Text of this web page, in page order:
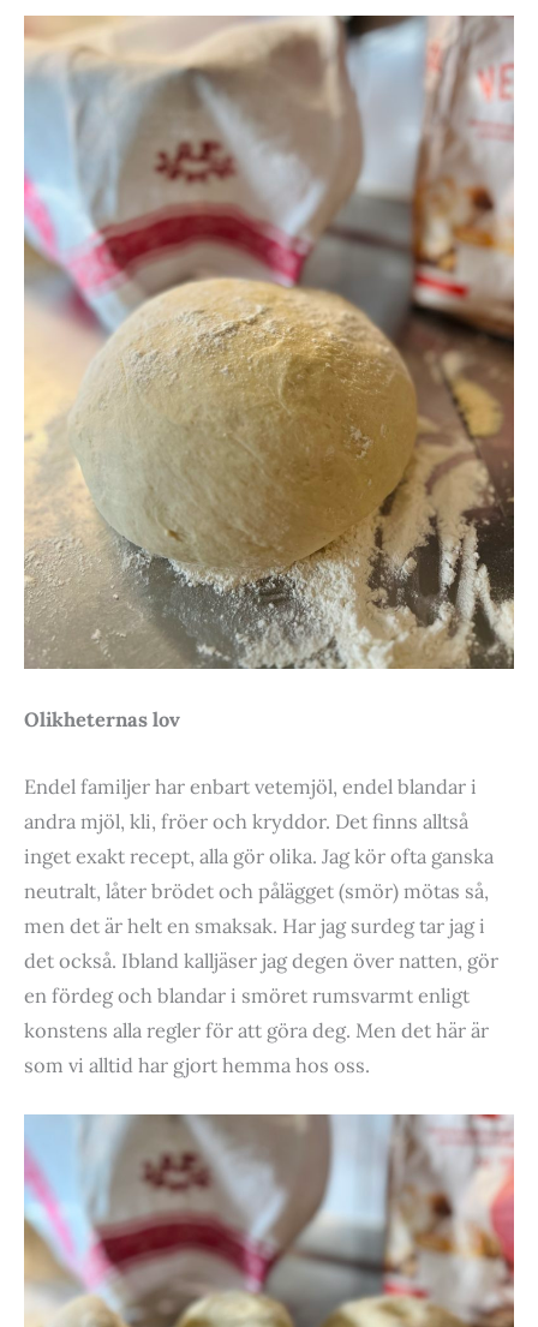
Olikheternas lov
Endel familjer har enbart vetemjöl, endel blandar i
andra mjöl, kli, fröer och kryddor. Det finns alltså
inget exakt recept, alla gör olika. Jag kör ofta ganska
neutralt, låter brödet och pålägget (smör) mötas så,
men det är helt en smaksak. Har jag surdeg tar jag i
det också. Ibland kalljäser jag degen över natten, gör
en fördeg och blandar i smöret rumsvarmt enligt
konstens alla regler för att göra deg. Men det här är
som vi alltid har gjort hemma hos oss.